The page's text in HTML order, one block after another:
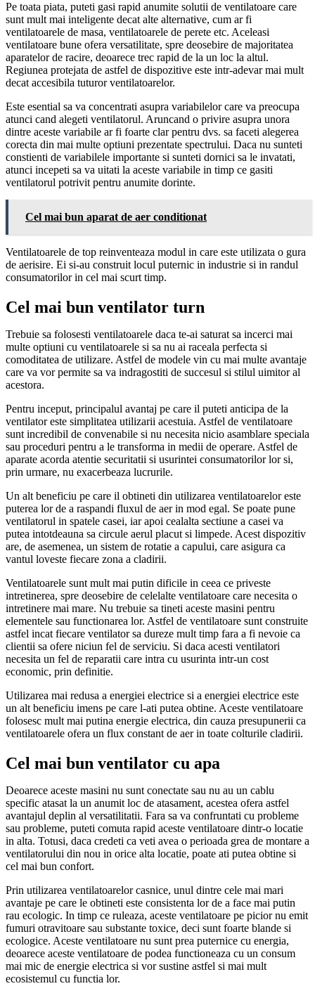
Pe toata piata, puteti gasi rapid anumite solutii de ventilatoare care
sunt mult mai inteligente decat alte alternative, cum ar fi
ventilatoarele de masa, ventilatoarele de perete etc. Aceleasi
ventilatoare bune ofera versatilitate, spre deosebire de majoritatea
aparatelor de racire, deoarece trec rapid de la un loc la altul.
Regiunea protejata de astfel de dispozitive este intr-adevar mai mult
decat accesibila tuturor ventilatoarelor.
Este esential sa va concentrati asupra variabilelor care va preocupa
atunci cand alegeti ventilatorul. Aruncand o privire asupra unora
dintre aceste variabile ar fi foarte clar pentru dvs. sa faceti alegerea
corecta din mai multe optiuni prezentate spectrului. Daca nu sunteti
constienti de variabilele importante si sunteti dornici sa le invatati,
atunci incepeti sa va uitati la aceste variabile in timp ce gasiti
ventilatorul potrivit pentru anumite dorinte.
Cel mai bun aparat de aer conditionat
Ventilatoarele de top reinventeaza modul in care este utilizata o gura
de aerisire. Ei si-au construit locul puternic in industrie si in randul
consumatorilor in cel mai scurt timp.
Cel mai bun ventilator turn
Trebuie sa folosesti ventilatoarele daca te-ai saturat sa incerci mai
multe optiuni cu ventilatoarele si sa nu ai raceala perfecta si
comoditatea de utilizare. Astfel de modele vin cu mai multe avantaje
care va vor permite sa va indragostiti de succesul si stilul uimitor al
acestora.
Pentru inceput, principalul avantaj pe care il puteti anticipa de la
ventilator este simplitatea utilizarii acestuia. Astfel de ventilatoare
sunt incredibil de convenabile si nu necesita nicio asamblare speciala
sau proceduri pentru a le transforma in medii de operare. Astfel de
aparate acorda atentie securitatii si usurintei consumatorilor lor si,
prin urmare, nu exacerbeaza lucrurile.
Un alt beneficiu pe care il obtineti din utilizarea ventilatoarelor este
puterea lor de a raspandi fluxul de aer in mod egal. Se poate pune
ventilatorul in spatele casei, iar apoi cealalta sectiune a casei va
putea intotdeauna sa circule aerul placut si limpede. Acest dispozitiv
are, de asemenea, un sistem de rotatie a capului, care asigura ca
vantul loveste fiecare zona a cladirii.
Ventilatoarele sunt mult mai putin dificile in ceea ce priveste
intretinerea, spre deosebire de celelalte ventilatoare care necesita o
intretinere mai mare. Nu trebuie sa tineti aceste masini pentru
elementele sau functionarea lor. Astfel de ventilatoare sunt construite
astfel incat fiecare ventilator sa dureze mult timp fara a fi nevoie ca
clientii sa ofere niciun fel de serviciu. Si daca acesti ventilatori
necesita un fel de reparatii care intra cu usurinta intr-un cost
economic, prin definitie.
Utilizarea mai redusa a energiei electrice si a energiei electrice este
un alt beneficiu imens pe care l-ati putea obtine. Aceste ventilatoare
folosesc mult mai putina energie electrica, din cauza presupunerii ca
ventilatoarele ofera un flux constant de aer in toate colturile cladirii.
Cel mai bun ventilator cu apa
Deoarece aceste masini nu sunt conectate sau nu au un cablu
specific atasat la un anumit loc de atasament, acestea ofera astfel
avantajul deplin al versatilitatii. Fara sa va confruntati cu probleme
sau probleme, puteti comuta rapid aceste ventilatoare dintr-o locatie
in alta. Totusi, daca credeti ca veti avea o perioada grea de montare a
ventilatorului din nou in orice alta locatie, poate ati putea obtine si
cel mai bun confort.
Prin utilizarea ventilatoarelor casnice, unul dintre cele mai mari
avantaje pe care le obtineti este consistenta lor de a face mai putin
rau ecologic. In timp ce ruleaza, aceste ventilatoare pe picior nu emit
fumuri otravitoare sau substante toxice, deci sunt foarte blande si
ecologice. Aceste ventilatoare nu sunt prea puternice cu energia,
deoarece aceste ventilatoare de podea functioneaza cu un consum
mai mic de energie electrica si vor sustine astfel si mai mult
ecosistemul cu functia lor.